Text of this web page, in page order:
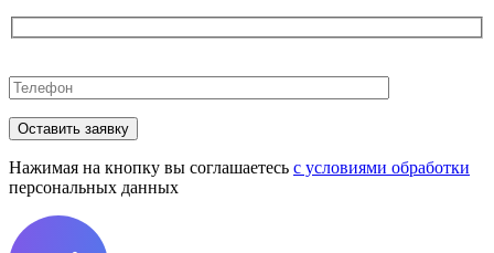
это
пустым.
Нажимая на кнопку вы соглашаетесь с условиями обработки
персональных данных